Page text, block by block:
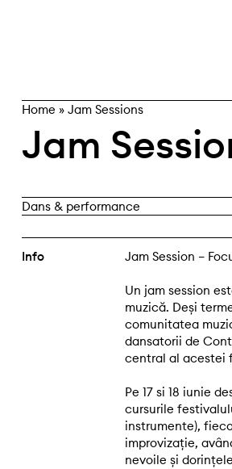
Home » Jam Sessions
Jam
Dans & performance
Info Jam Session –
Un jam session
muzică. Deși
comunitatea
dansatorii de
central al acestei
Pe 17 si 18 iunie
cursurile
instrumente),
improvizație,
nevoile și